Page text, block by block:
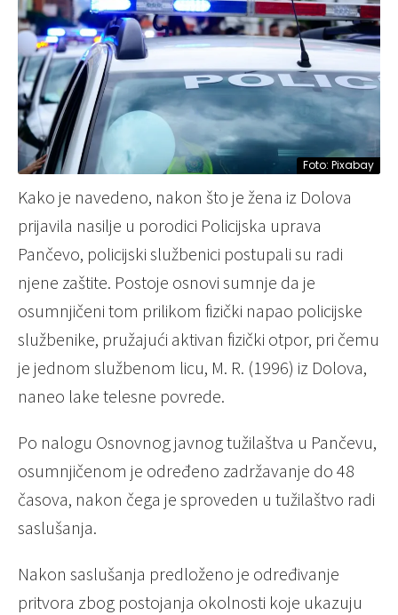
Foto: Pixabay
Kako je navedeno, nakon što je žena iz Dolova
prijavila nasilje u porodici Policijska uprava
Pančevo, policijski službenici postupali su radi
njene zaštite. Postoje osnovi sumnje da je
osumnjičeni tom prilikom fizički napao policijske
službenike, pružajući aktivan fizički otpor, pri čemu
je jednom službenom licu, M. R. (1996) iz Dolova,
naneo lake telesne povrede.
Po nalogu Osnovnog javnog tužilaštva u Pančevu,
osumnjičenom je određeno zadržavanje do 48
časova, nakon čega je sproveden u tužilaštvo radi
saslušanja.
Nakon saslušanja predloženo je određivanje
pritvora zbog postojanja okolnosti koje ukazuju